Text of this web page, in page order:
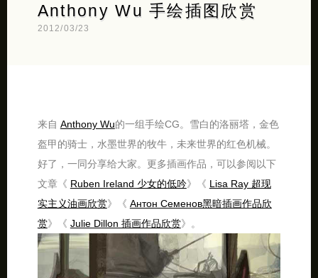
Anthony Wu 手绘插图欣赏
2012/03/23
来自 Anthony Wu的一组手绘CG。雪白的洛丽塔，金色
盔甲的骑士，水墨世界的牧牛，未来世界的红色机械。
好了，一同分享给大家。更多插画作品，可以参阅以下
文章《 Ruben Ireland 少女的低吟》《 Lisa Ray 超现
实主义油画欣赏》《 Антон Семенов黑暗插画作品欣
赏》《 Julie Dillon 插画作品欣赏》。